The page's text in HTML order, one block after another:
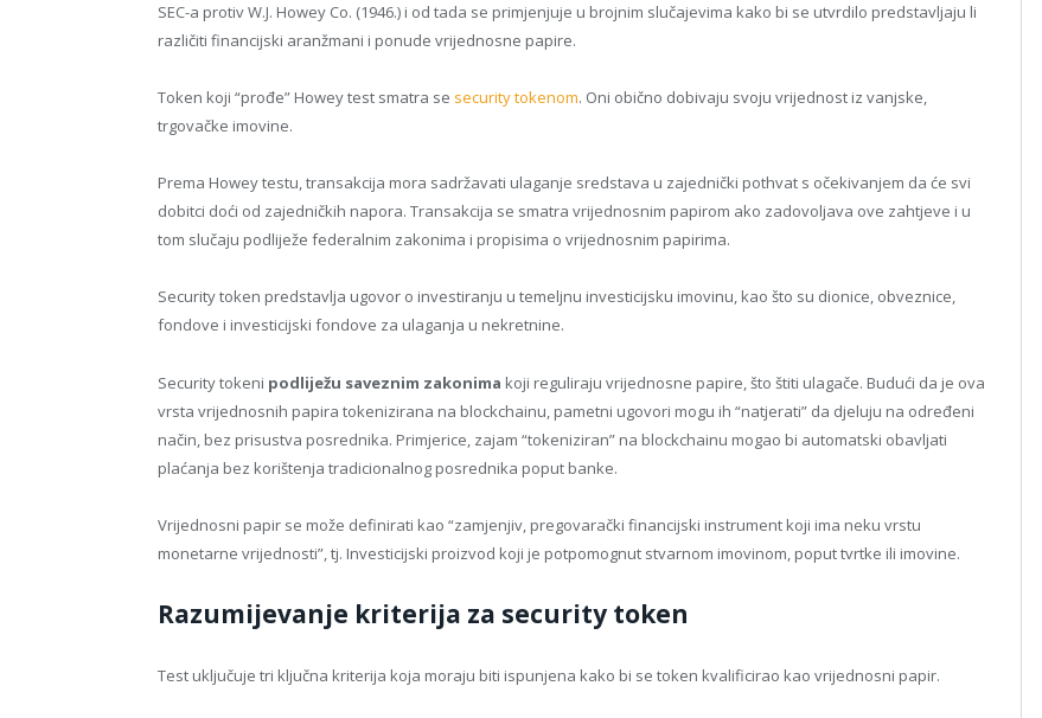
SEC-a protiv W.J. Howey Co. (1946.) i od tada se primjenjuje u brojnim slučajevima kako bi se utvrdilo predstavljaju li
različiti financijski aranžmani i ponude vrijednosne papire.
Token koji “prođe” Howey test smatra se security tokenom. Oni obično dobivaju svoju vrijednost iz vanjske,
trgovačke imovine.
Prema Howey testu, transakcija mora sadržavati ulaganje sredstava u zajednički pothvat s očekivanjem da će svi
dobitci doći od zajedničkih napora. Transakcija se smatra vrijednosnim papirom ako zadovoljava ove zahtjeve i u
tom slučaju podliježe federalnim zakonima i propisima o vrijednosnim papirima.
Security token predstavlja ugovor o investiranju u temeljnu investicijsku imovinu, kao što su dionice, obveznice,
fondove i investicijski fondove za ulaganja u nekretnine.
Security tokeni podliježu saveznim zakonima koji reguliraju vrijednosne papire, što štiti ulagače. Budući da je ova
vrsta vrijednosnih papira tokenizirana na blockchainu, pametni ugovori mogu ih “natjerati” da djeluju na određeni
način, bez prisustva posrednika. Primjerice, zajam “tokeniziran” na blockchainu mogao bi automatski obavljati
plaćanja bez korištenja tradicionalnog posrednika poput banke.
Vrijednosni papir se može definirati kao “zamjenjiv, pregovarački financijski instrument koji ima neku vrstu
monetarne vrijednosti”, tj. Investicijski proizvod koji je potpomognut stvarnom imovinom, poput tvrtke ili imovine.
Razumijevanje kriterija za security token
Test uključuje tri ključna kriterija koja moraju biti ispunjena kako bi se token kvalificirao kao vrijednosni papir.